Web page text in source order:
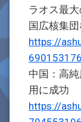
ラオス最
国広核集
https://
中国：高
用に成功
https://